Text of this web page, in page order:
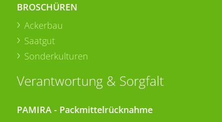
BROSCHÜREN
Ackerbau
Saatgut
Sonderkulturen
Verantwortung & Sorgfalt
PAMIRA - Packmittelrücknahme